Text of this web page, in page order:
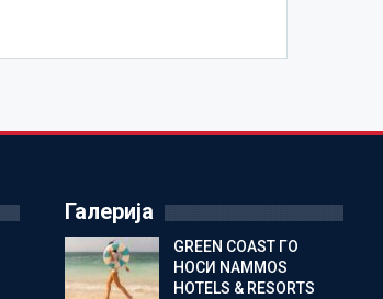
Галерија
GREEN COAST ГО
НОСИ NAMMOS
HOTELS & RESORTS